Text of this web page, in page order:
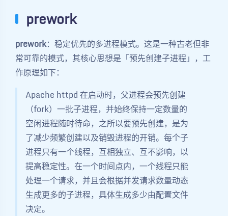
prework
prework：稳定优先的多进程模式。这是一种古老但非
常可靠的模式，其核心思想是「预先创建子进程」，工
作原理如下：
Apache httpd 在启动时，父进程会预先创建
（fork）一批子进程，并始终保持一定数量的
空闲进程随时待命，之所以要预先创建，是为
了减少频繁创建以及销毁进程的开销。每个子
进程只有一个线程，互相独立、互不影响，以
提高稳定性。在一个时间点内，一个线程只能
处理一个请求，并且会根据并发请求数量动态
生成更多的子进程，具体生成多少由配置文件
决定。